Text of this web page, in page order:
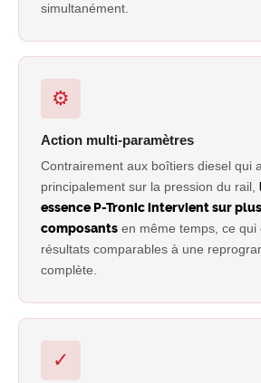
simultanément.
⚙
Action multi-paramètres
Contrairement aux boîtiers diesel qui
principalement sur la pression du rail,
essence P-Tronic intervient sur
composants en même temps, ce qui
résultats comparables à une
complète.
✓